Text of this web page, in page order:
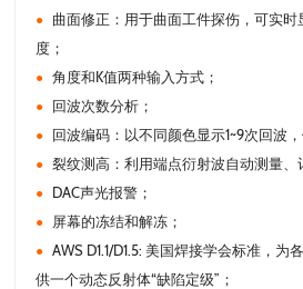
● 曲面修正：用于曲面工件探伤，可实
度；
● 角度和K值两种输入方式；
● 回波次数分析；
● 回波编码：以不同颜色显示1~9次回波
● 裂纹测高：利用端点衍射波自动测量、
● DAC声光报警；
● 屏幕的冻结和解冻；
● AWS D1.1/D1.5: 美国焊接学会标准，为
供一个动态反射体“缺陷定级”；